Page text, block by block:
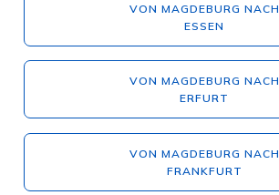
VON MAGDEBURG NACH
ESSEN
VON MAGDEBURG NACH
ERFURT
VON MAGDEBURG NACH
FRANKFURT